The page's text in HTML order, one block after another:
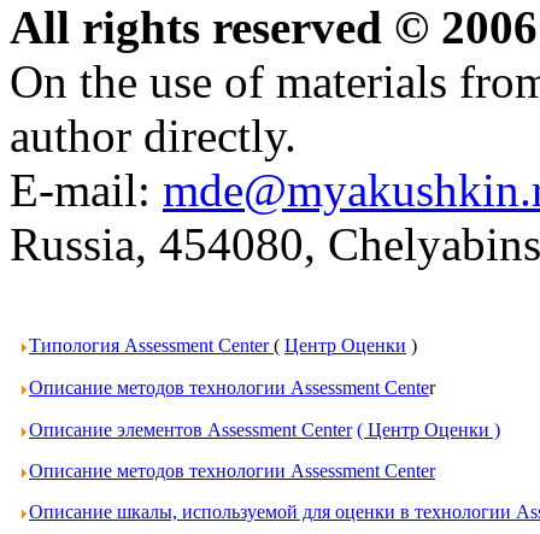
All rights reserved ©
On the use of materials
author directly.
E-mail:
Russia, 454080,
Типология Assessment Center( Центр Оценки )
Описание методов технологии Assessment Center
Описание элементов Assessment Center ( Центр Оценки )
Описание методов технологии Assessment Center
Описание шкалы, используемой для оценки в технологии